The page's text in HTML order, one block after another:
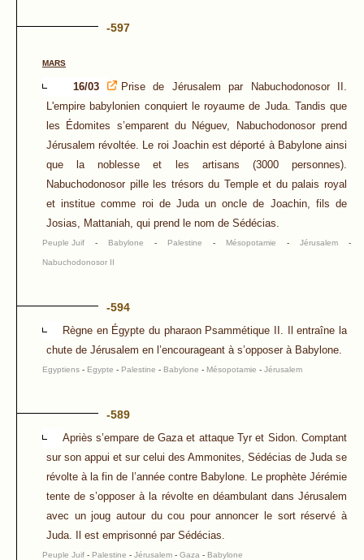
-597
MARS
16/03
Prise de Jérusalem par Nabuchodonosor II.
L'empire babylonien conquiert le royaume de Juda. Tandis que
les Édomites s’emparent du Néguev, Nabuchodonosor prend
Jérusalem révoltée. Le roi Joachin est déporté à Babylone ainsi
que la noblesse et les artisans (3000 personnes).
Nabuchodonosor pille les trésors du Temple et du palais royal
et institue comme roi de Juda un oncle de Joachin, fils de
Josias, Mattaniah, qui prend le nom de Sédécias.
Peuple Juif - Babylone - Palestine - Mésopotamie - Jérusalem -
Nabuchodonosor II
-594
Règne en Égypte du pharaon Psammétique II. Il entraîne la
chute de Jérusalem en l’encourageant à s’opposer à Babylone.
Egyptiens - Egypte - Palestine - Babylone - Mésopotamie - Jérusalem
-589
Apriès s’empare de Gaza et attaque Tyr et Sidon. Comptant
sur son appui et sur celui des Ammonites, Sédécias de Juda se
révolte à la fin de l’année contre Babylone. Le prophète Jérémie
tente de s’opposer à la révolte en déambulant dans Jérusalem
avec un joug autour du cou pour annoncer le sort réservé à
Juda. Il est emprisonné par Sédécias.
Peuple Juif - Palestine - Jérusalem - Gaza - Babylone